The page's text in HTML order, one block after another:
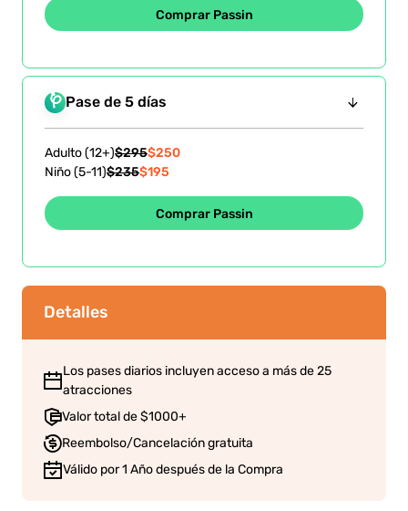
Comprar Passin
Pase de 5 días
Adulto (12+)$295$250
Niño (5-11)$235$195
Comprar Passin
Detalles
Los pases diarios incluyen acceso a más de 25
atracciones
Valor total de $1000+
Reembolso/Cancelación gratuita
Válido por 1 Año después de la Compra